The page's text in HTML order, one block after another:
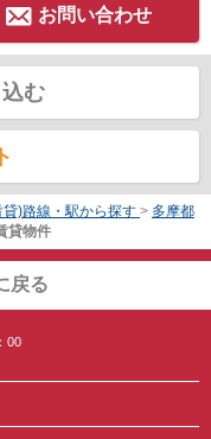
お問い合わせ
む
貸)路線・駅から探す > 多摩都
貸物件
戻る
00